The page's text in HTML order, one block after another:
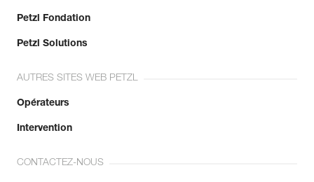
Petzl Fondation
Petzl Solutions
AUTRES SITES WEB PETZL
Opérateurs
Intervention
CONTACTEZ-NOUS